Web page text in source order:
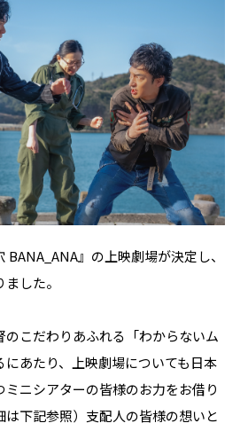
BANA_ANA』の上映劇場が決定し、
した。
こだわりあふれる「わからないム
あたり、上映劇場についても日本
ニシアターの皆様のお力をお借り
は下記参照）支配人の皆様の想いと